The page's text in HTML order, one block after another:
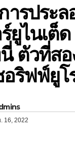
ารประ
ยูไนเต็
ตัวที่สอ
อริฟฟ์ยูโ
. 16, 2022